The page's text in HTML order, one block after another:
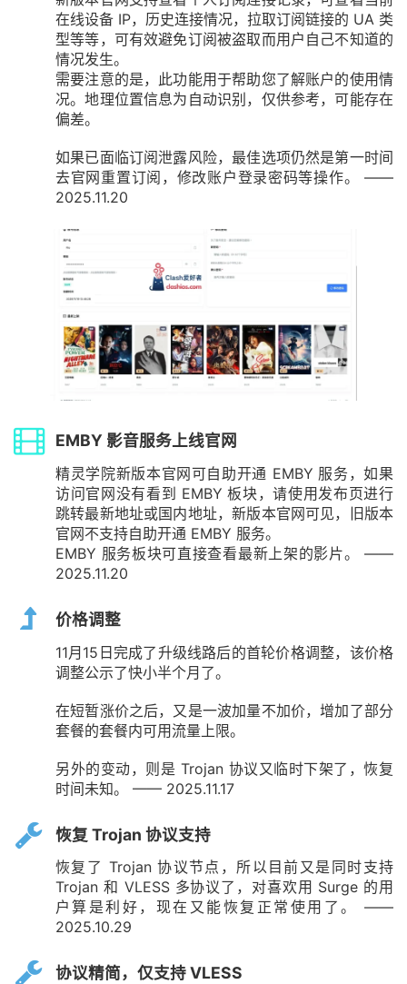
在线设备 IP，历史连接情况，拉取订阅链接的 UA 类
型等等，可有效避免订阅被盗取而用户自己不知道的
情况发生。
需要注意的是，此功能用于帮助您了解账户的使用情
况。地理位置信息为自动识别，仅供参考，可能存在
偏差。
如果已面临订阅泄露风险，最佳选项仍然是第一时间
去官网重置订阅，修改账户登录密码等操作。 ——
2025.11.20
EMBY 影音服务上线官网
精灵学院新版本官网可自助开通 EMBY 服务，如果
访问官网没有看到 EMBY 板块，请使用发布页进行
跳转最新地址或国内地址，新版本官网可见，旧版本
官网不支持自助开通 EMBY 服务。
EMBY 服务板块可直接查看最新上架的影片。 ——
2025.11.20
价格调整
11月15日完成了升级线路后的首轮价格调整，该价格
调整公示了快小半个月了。
在短暂涨价之后，又是一波加量不加价，增加了部分
套餐的套餐内可用流量上限。
另外的变动，则是 Trojan 协议又临时下架了，恢复
时间未知。 —— 2025.11.17
恢复 Trojan 协议支持
恢复了 Trojan 协议节点，所以目前又是同时支持
Trojan 和 VLESS 多协议了，对喜欢用 Surge 的用
户算是利好，现在又能恢复正常使用了。 ——
2025.10.29
协议精简，仅支持 VLESS